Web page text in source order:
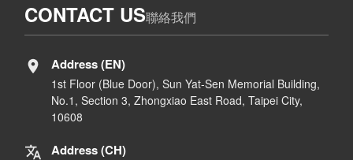
CONTACT US聯絡我們
Address (EN)
1st Floor (Blue Door), Sun Yat-Sen Memorial Building,
No.1, Section 3, Zhongxiao East Road, Taipei City,
10608
Address (CH)